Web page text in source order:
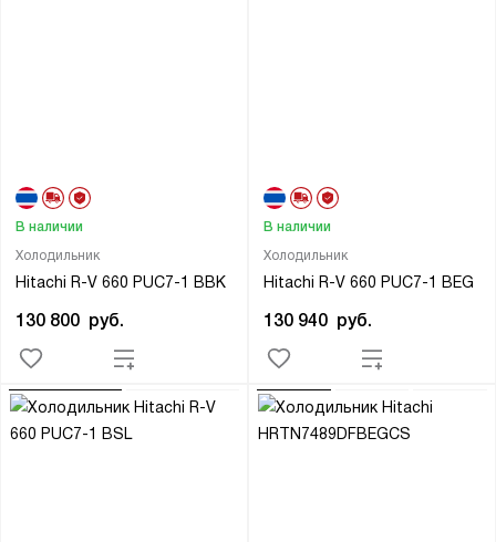
Холодильник
Hitachi R-V 660 PUC7-1 BBK
В наличии
130 800 руб.
Холодильник
Hitachi R-V 660 PUC7-1 BEG
В наличии
130 940 руб.